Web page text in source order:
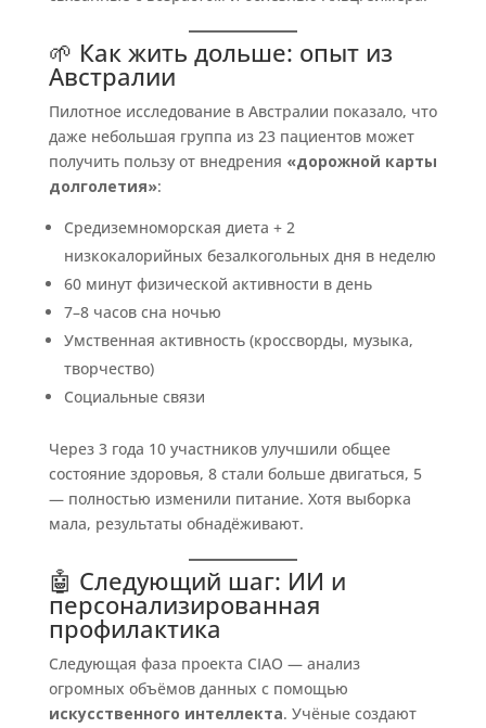
🌱 Как жить дольше: опыт из
Австралии
Пилотное исследование в Австралии показало, что
даже небольшая группа из 23 пациентов может
получить пользу от внедрения «дорожной карты
долголетия»:
Средиземноморская диета + 2
низкокалорийных безалкогольных дня в неделю
60 минут физической активности в день
7–8 часов сна ночью
Умственная активность (кроссворды, музыка,
творчество)
Социальные связи
Через 3 года 10 участников улучшили общее
состояние здоровья, 8 стали больше двигаться, 5
— полностью изменили питание. Хотя выборка
мала, результаты обнадёживают.
🤖 Следующий шаг: ИИ и
персонализированная
профилактика
Следующая фаза проекта CIAO — анализ
огромных объёмов данных с помощью
искусственного интеллекта. Учёные создают